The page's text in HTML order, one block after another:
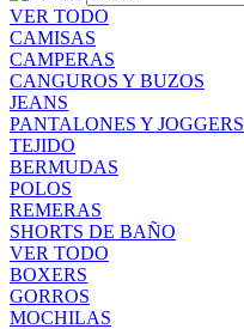
VER TODO
CAMISAS
CAMPERAS
CANGUROS Y BUZOS
JEANS
PANTALONES Y JOGGERS
TEJIDO
BERMUDAS
POLOS
REMERAS
SHORTS DE BAÑO
VER TODO
BOXERS
GORROS
MOCHILAS